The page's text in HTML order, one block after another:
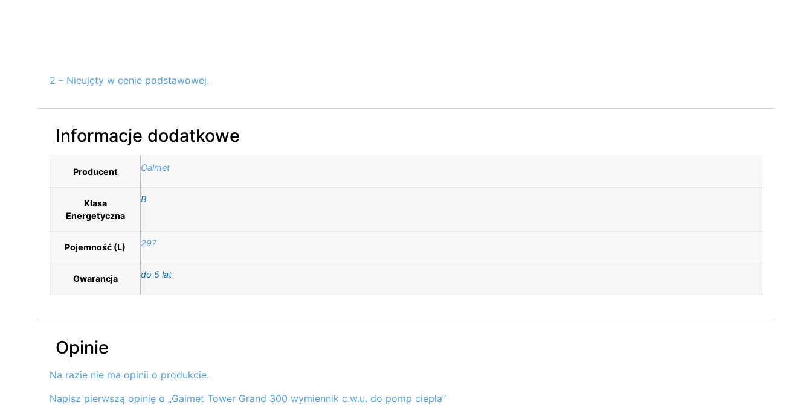
2 – Nieujęty w cenie podstawowej.
Informacje dodatkowe
Producent Galmet
Klasa
Energetyczna
B
Pojemność (L) 297
Gwarancja do 5 lat
Opinie
Na razie nie ma opinii o produkcie.
Napisz pierwszą opinię o „Galmet Tower Grand 300 wymiennik c.w.u. do pomp ciepła”